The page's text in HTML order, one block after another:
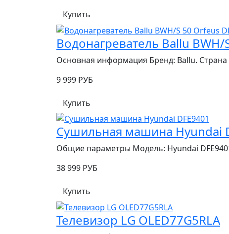
Купить
Водонагреватель Ballu BWH/
Основная информация Бренд: Ballu. Страна
9 999 РУБ
Купить
Сушильная машина Hyundai
Общие параметры Модель: Hyundai
38 999 РУБ
Купить
Телевизор LG OLED77G5RLA